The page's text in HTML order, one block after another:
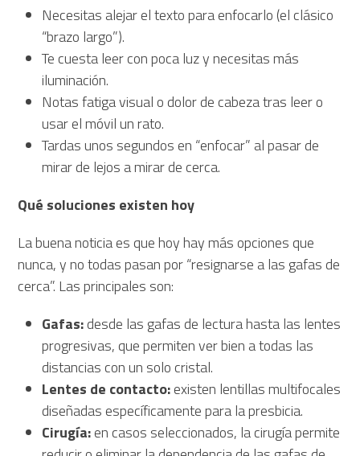
Necesitas alejar el texto para enfocarlo (el clásico
“brazo largo”).
Te cuesta leer con poca luz y necesitas más
iluminación.
Notas fatiga visual o dolor de cabeza tras leer o
usar el móvil un rato.
Tardas unos segundos en “enfocar” al pasar de
mirar de lejos a mirar de cerca.
Qué soluciones existen hoy
La buena noticia es que hoy hay más opciones que
nunca, y no todas pasan por “resignarse a las gafas de
cerca”. Las principales son:
Gafas:desde las gafas de lectura hasta las lentes
progresivas, que permiten ver bien a todas las
distancias con un solo cristal.
Lentes de contacto:existen lentillas multifocales
diseñadas específicamente para la presbicia.
Cirugía:en casos seleccionados, la cirugía permite